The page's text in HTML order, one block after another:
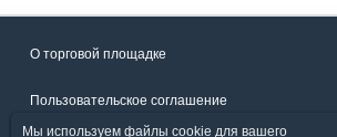
О торговой площадке
Пользовательское соглашение
Мы используем файлы cookie для вашего